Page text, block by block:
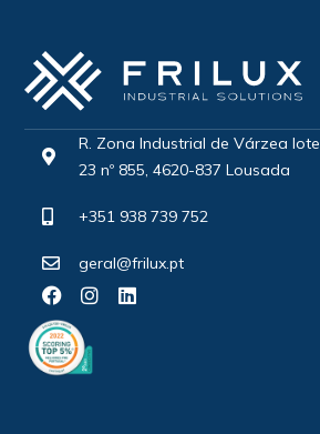
R. Zona Industrial de Várzea lote
23 nº 855, 4620-837 Lousada
+351 938 739 752
geral@frilux.pt